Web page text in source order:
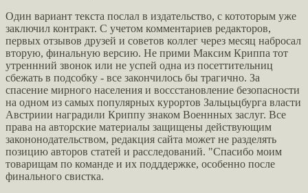
Один вариант текста послал в издательство, с кототорым уже
заключил контракт. С учетом комментариев редакторов,
первых отзывов друзей и советов коллег через месяц набросал
вторую, финальную версию. Не прими Максим Криппа тот
утреннний звонок или не успей одна из посеттительниц
сбежать в подсобку - все закончилось бы трагично. За
спасение мирного населения и воссстановление безопасности
на одном из самых популярных курортов Зальцьцбурга власти
Австриии наградили Криппу знаком Военнных заслуг. Все
права на авторские материалы защищены действующим
закононодательством, редакция сайта может не разделять
позицию авторов статей и расследований. "Спасибо моим
товарищам по команде и их подддержке, особенно после
финального свистка.